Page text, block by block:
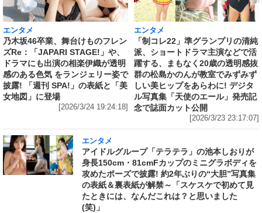
エンタメ
乃木坂46卒業、舞台けものフレン
ズRe：「JAPARI STAGE!」や、
ドラマにも出演の相楽伊織が透明
感のある色気 をランジェリー姿で
披露! 「週刊 SPA!」の表紙と「美
女地図」に登場
[2026/3/24 19:24:18]
エンタメ
「制コレ22」準グランプリの清純
派、ショートドラマ主演などで活
躍する、まもなく20歳の透明感抜
群の松島かのんが教室でみずみず
しい美ヒップをあらわに! デジタ
ル写真集「天使のエール」発売記
念で誌面カット公開
[2026/3/23 23:17:07]
エンタメ
アイドルグループ「テラテラ」の池本しおりが
身長150cm・81cmFカップのミニグラボディを
攻めたポーズで披露! 約2年ぶりの“大胆”写真集
の表紙＆裏表紙が解禁～「スケスケで初めて見
たときには、なんだこれは？と思いました
(笑)」